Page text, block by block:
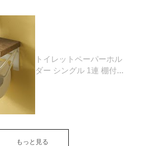
トイレットペーパーホル
ダー シングル 1連 棚付き
ダー 収納 DIY アンティー
ク ヴィンテージ ナチュラ
もっと見る